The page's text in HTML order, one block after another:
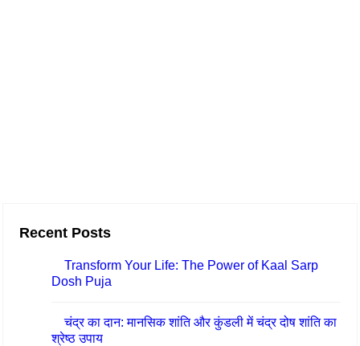
ल
ता
का
ती
Recent Posts
Transform Your Life: The Power of Kaal Sarp
Dosh Puja
चंद्र का दान: मानसिक शांति और कुंडली में चंद्र दोष शांति का
श्रेष्ठ उपाय